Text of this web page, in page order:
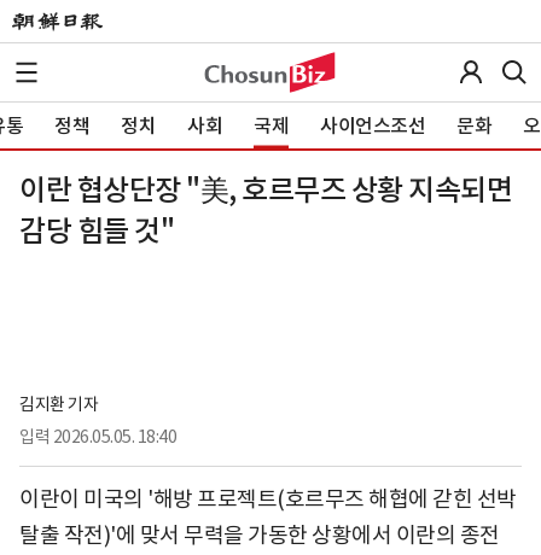
통 정책 정치 사회 국제 사이언스조선 문화
이란 협상단장 "美, 호르무즈 상황 지속되면
감당 힘들 것"
김지환 기자
입력 2026.05.05. 18:40
이란이 미국의 '해방 프로젝트(호르무즈 해협에 갇힌 선박
탈출 작전)'에 맞서 무력을 가동한 상황에서 이란의 종전